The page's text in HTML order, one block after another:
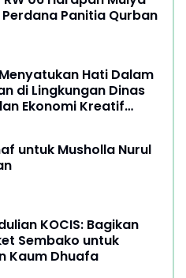
Panitia Qurban
Hati Dalam
di Lingkungan Dinas
Ekonomi Kreatif
untuk Musholla Nurul
KOCIS: Bagikan
Sembako untuk
Kaum Dhuafa